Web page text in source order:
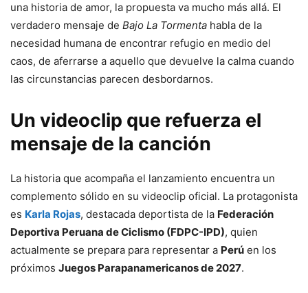
una historia de amor, la propuesta va mucho más allá. El
verdadero mensaje de Bajo La Tormenta habla de la
necesidad humana de encontrar refugio en medio del
caos, de aferrarse a aquello que devuelve la calma cuando
las circunstancias parecen desbordarnos.
Un videoclip que refuerza el
mensaje de la canción
La historia que acompaña el lanzamiento encuentra un
complemento sólido en su videoclip oficial. La protagonista
es Karla Rojas, destacada deportista de la Federación
Deportiva Peruana de Ciclismo (FDPC-IPD), quien
actualmente se prepara para representar a Perú en los
próximos Juegos Parapanamericanos de 2027.